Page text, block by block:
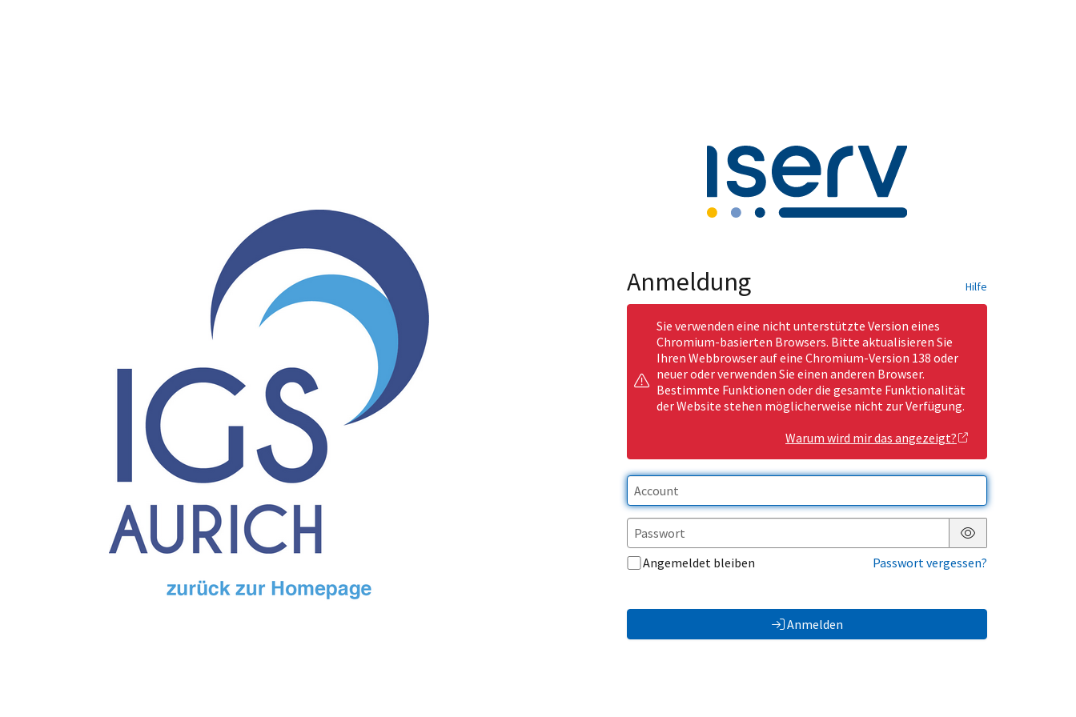
Anmeldung Hilfe
Sie verwenden eine nicht unterstützte Version eines
Chromium-basierten Browsers. Bitte aktualisieren Sie
Ihren Webbrowser auf eine Chromium-Version 138 oder
neuer oder verwenden Sie einen anderen Browser.
Bestimmte Funktionen oder die gesamte Funktionalität
der Website stehen möglicherweise nicht zur Verfügung.
Warum wird mir das angezeigt?
Passwort anzeigen
Angemeldet bleiben
Passwort vergessen?
Anmelden